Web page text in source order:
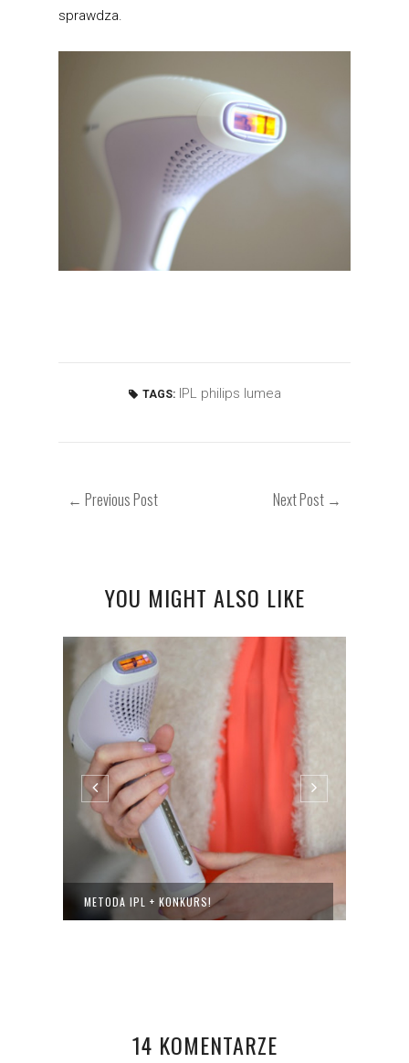
sprawdza.
TAGS: IPL philips lumea
← Previous Post Next Post →
YOU MIGHT ALSO LIKE
METODA IPL + KONKURS!
14 KOMENTARZE